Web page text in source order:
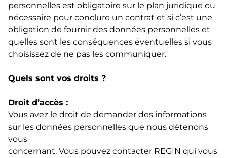
personnelles est obligatoire sur le plan juridique ou
nécessaire pour conclure un contrat et si c’est une
obligation de fournir des données personnelles et
quelles sont les conséquences éventuelles si vous
choisissez de ne pas les communiquer.
Quels sont vos droits ?
Droit d’accès :
Vous avez le droit de demander des informations
sur les données personnelles que nous détenons
vous
concernant. Vous pouvez contacter REGIN qui vous